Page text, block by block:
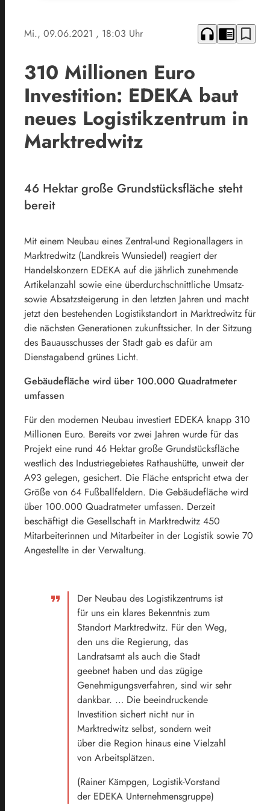
Mi., 09.06.2021 , 18:03 Uhr headphones chrome_reader_mode bookmark_border
310 Millionen Euro
Investition: EDEKA baut
neues Logistikzentrum in
Marktredwitz
46 Hektar große Grundstücksfläche steht
bereit
Mit einem Neubau eines Zentral-und Regionallagers in
Marktredwitz (Landkreis Wunsiedel) reagiert der
Handelskonzern EDEKA auf die jährlich zunehmende
Artikelanzahl sowie eine überdurchschnittliche Umsatz-
sowie Absatzsteigerung in den letzten Jahren und macht
jetzt den bestehenden Logistikstandort in Marktredwitz für
die nächsten Generationen zukunftssicher. In der Sitzung
des Bauausschusses der Stadt gab es dafür am
Dienstagabend grünes Licht.
Gebäudefläche wird über 100.000 Quadratmeter
umfassen
Für den modernen Neubau investiert EDEKA knapp 310
Millionen Euro. Bereits vor zwei Jahren wurde für das
Projekt eine rund 46 Hektar große Grundstücksfläche
westlich des Industriegebietes Rathaushütte, unweit der
A93 gelegen, gesichert. Die Fläche entspricht etwa der
Größe von 64 Fußballfeldern. Die Gebäudefläche wird
über 100.000 Quadratmeter umfassen. Derzeit
beschäftigt die Gesellschaft in Marktredwitz 450
Mitarbeiterinnen und Mitarbeiter in der Logistik sowie 70
Angestellte in der Verwaltung.
Der Neubau des Logistikzentrums ist
für uns ein klares Bekenntnis zum
Standort Marktredwitz. Für den Weg,
den uns die Regierung, das
Landratsamt als auch die Stadt
geebnet haben und das zügige
Genehmigungsverfahren, sind wir sehr
dankbar. … Die beeindruckende
Investition sichert nicht nur in
Marktredwitz selbst, sondern weit
über die Region hinaus eine Vielzahl
von Arbeitsplätzen.
(Rainer Kämpgen, Logistik-Vorstand
der EDEKA Unternehmensgruppe)